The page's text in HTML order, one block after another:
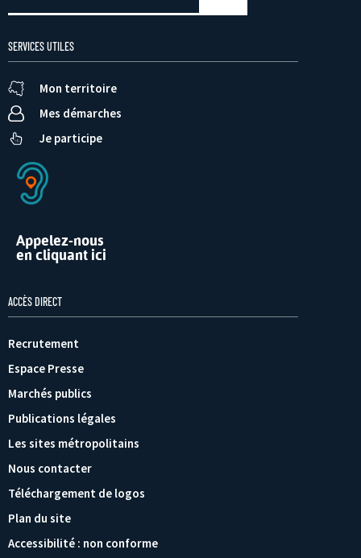
SERVICES UTILES
Mon territoire
Mes démarches
Je participe
Appelez-nous
en cliquant ici
ACCÈS DIRECT
Recrutement
Espace Presse
Marchés publics
Publications légales
Les sites métropolitains
Nous contacter
Téléchargement de logos
Plan du site
Accessibilité : non conforme